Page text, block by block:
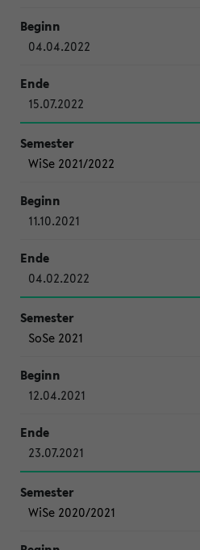
04.04.2022
15.07.2022
WiSe 2021/2022
11.10.2021
04.02.2022
SoSe 2021
12.04.2021
23.07.2021
WiSe 2020/2021